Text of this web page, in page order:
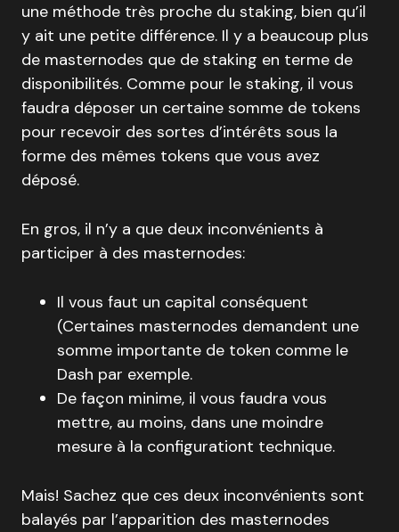
une méthode très proche du staking, bien qu’il
y ait une petite différence. Il y a beaucoup plus
de masternodes que de staking en terme de
disponibilités. Comme pour le staking, il vous
faudra déposer un certaine somme de tokens
pour recevoir des sortes d’intérêts sous la
forme des mêmes tokens que vous avez
déposé.
En gros, il n’y a que deux inconvénients à
participer à des masternodes:
Il vous faut un capital conséquent
(Certaines masternodes demandent une
somme importante de token comme le
Dash par exemple.
De façon minime, il vous faudra vous
mettre, au moins, dans une moindre
mesure à la configurationt technique.
Mais! Sachez que ces deux inconvénients sont
balayés par l’apparition des masternodes